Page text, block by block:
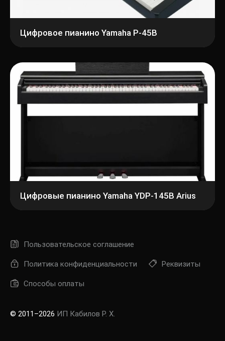
Цифровое пианино Yamaha P-45B
Цифровые пианино Yamaha YDP-145B Arius
Пользовательское соглашение
Политика конфиденциальности Реквизиты
Способы оплаты
© 2011–2026 ИП Кабилов Р. Х.